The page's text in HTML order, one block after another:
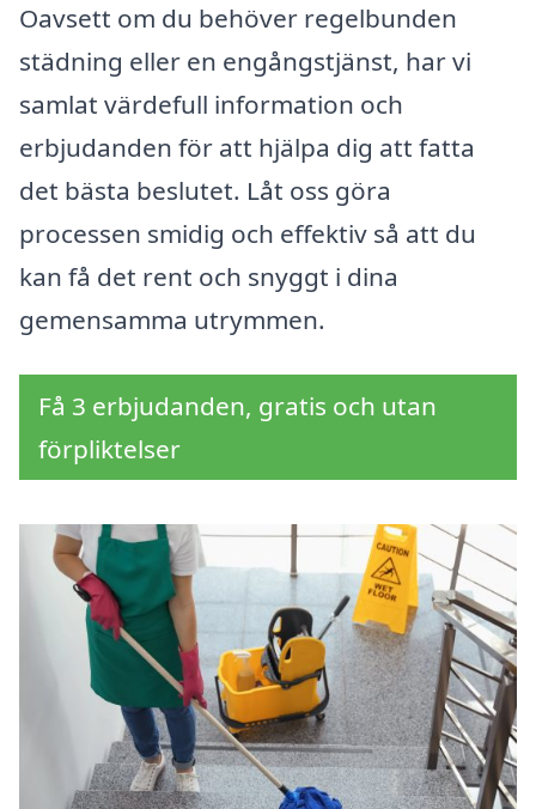
Oavsett om du behöver regelbunden
städning eller en engångstjänst, har vi
samlat värdefull information och
erbjudanden för att hjälpa dig att fatta
det bästa beslutet. Låt oss göra
processen smidig och effektiv så att du
kan få det rent och snyggt i dina
gemensamma utrymmen.
Få 3 erbjudanden, gratis och utan
förpliktelser